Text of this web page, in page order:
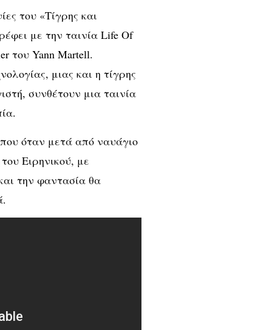
του «Τίγρης και
με την ταινία Life Of
του Yann Martell.
μιας και η τίγρης
συνθέτουν μια ταινία
όταν μετά από ναυάγιο
Ειρηνικού, με
την φαντασία θα